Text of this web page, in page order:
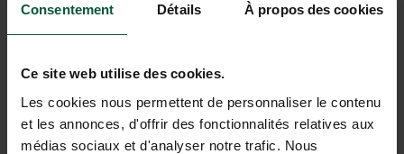
Consentement Détails À propos des cookies
Ce site web utilise des cookies.
Les cookies nous permettent de personnaliser le contenu
et les annonces, d'offrir des fonctionnalités relatives aux
médias sociaux et d'analyser notre trafic. Nous
Onze services voor een zorgeloos
verblijf